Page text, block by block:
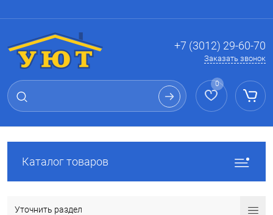
+7 (3012) 29-60-70
Заказать звонок
0
Каталог товаров
Уточнить раздел